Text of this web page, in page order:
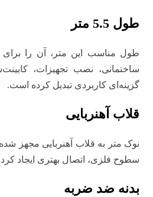
طول 5.5 متر
طول مناسب این متر، آن را برای
ساختمانی، نصب تجهیزات،
گزینه‌ای کاربردی تبدیل کرده است.
قلاب آهنربایی
نوک متر به قلاب آهنربایی مجهز
سطوح فلزی، اتصال بهتری ایجاد
بدنه ضد ضربه